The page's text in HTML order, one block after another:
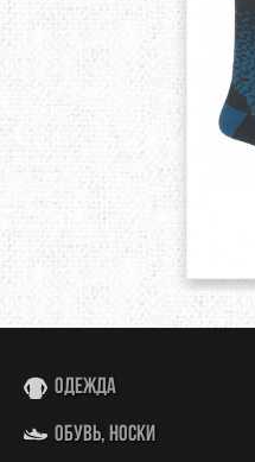
Одежда
Обувь, носки